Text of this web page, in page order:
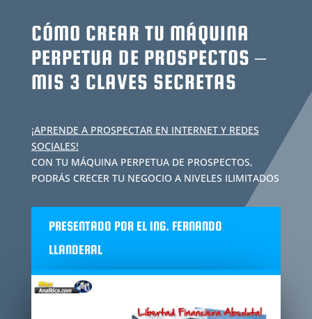
CÓMO CREAR TU MÁQUINA
PERPETUA DE PROSPECTOS –
MIS 3 CLAVES SECRETAS
¡APRENDE A PROSPECTAR EN INTERNET Y REDES
SOCIALES!
CON TU MÁQUINA PERPETUA DE PROSPECTOS,
PODRÁS CRECER TU NEGOCIO A NIVELES ILIMITADOS
PRESENTADO POR EL ING. FERNANDO
LLANDERAL